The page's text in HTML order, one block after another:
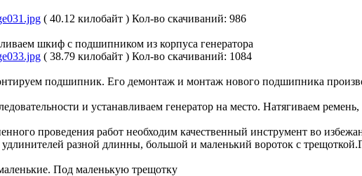
( 40.12 килобайт ) Кол-во скачиваний: 986
шкиф с подшипником из корпуса генератора
( 38.79 килобайт ) Кол-во скачиваний: 1084
подшипник. Его демонтаж и монтаж нового подшипника
и устанавливаем генератор на место. Натягиваем
проведения работ необходим качественный инструмент во
разной длинны, большой и маленький вороток с
Под маленькую трещотку